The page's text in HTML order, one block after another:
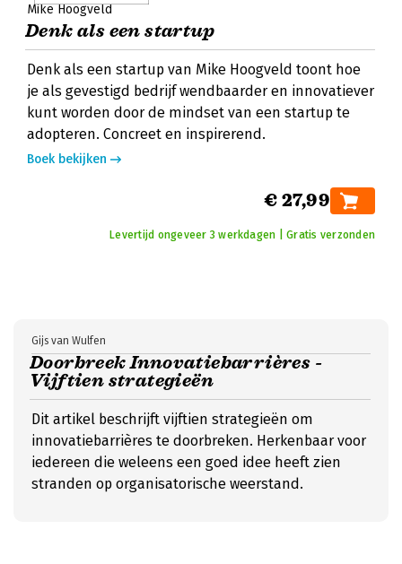
Mike Hoogveld
Denk als een startup
Denk als een startup van Mike Hoogveld toont hoe
je als gevestigd bedrijf wendbaarder en innovatiever
kunt worden door de mindset van een startup te
adopteren. Concreet en inspirerend.
Boek bekijken
€ 27,99
Levertijd ongeveer 3 werkdagen | Gratis verzonden
Doorbreek Innovatiebarrières -
Vijftien strategieën
Gijs van Wulfen
Dit artikel beschrijft vijftien strategieën om
innovatiebarrières te doorbreken. Herkenbaar voor
iedereen die weleens een goed idee heeft zien
stranden op organisatorische weerstand.